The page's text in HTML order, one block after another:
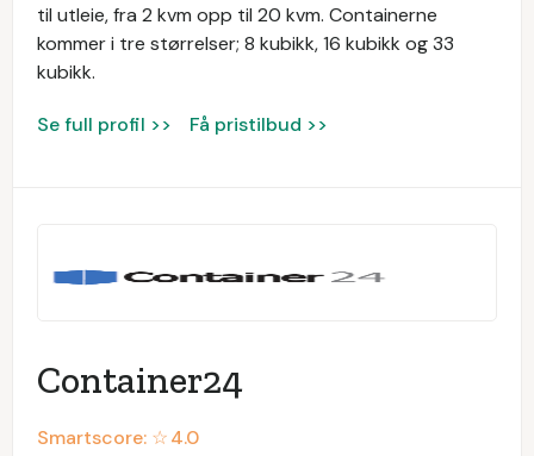
til utleie, fra 2 kvm opp til 20 kvm. Containerne
kommer i tre størrelser; 8 kubikk, 16 kubikk og 33
kubikk.
Se full profil >> Få pristilbud >>
Container24
Smartscore: ☆4.0